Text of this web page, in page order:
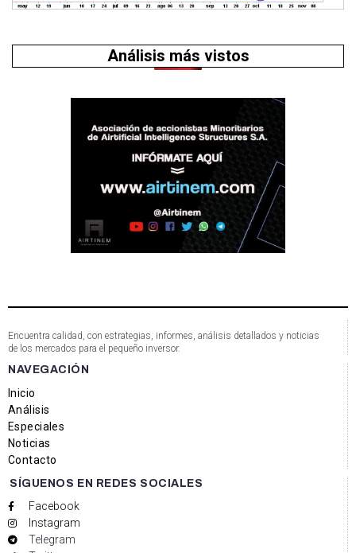
Análisis más vistos
Encuentra calidad, con estrategias, informes, análisis detallados y noticias
de los mercados para el pequeño inversor.
NAVEGACIÓN
Inicio
Análisis
Especiales
Noticias
Contacto
SÍGUENOS EN REDES SOCIALES
Facebook
Instagram
Telegram